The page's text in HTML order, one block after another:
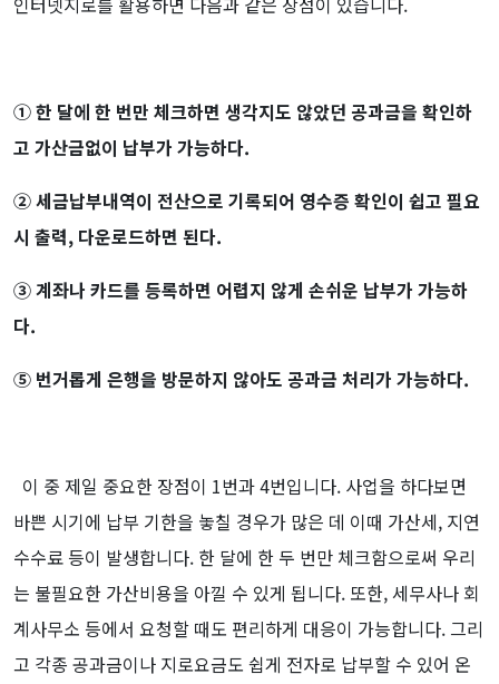
① 한 달에 한 번만 체크하면 생각지도 않았던 공과금을 확인하
고 가산금없이 납부가 가능하다.
② 세금납부내역이 전산으로 기록되어 영수증 확인이 쉽고 필요
시 출력, 다운로드하면 된다.
③ 계좌나 카드를 등록하면 어렵지 않게 손쉬운 납부가 가능하
다.
⑤ 번거롭게 은행을 방문하지 않아도 공과금 처리가 가능하다.
이 중 제일 중요한 장점이 1번과 4번입니다. 사업을 하다보면
바쁜 시기에 납부 기한을 놓칠 경우가 많은 데 이때 가산세, 지연
수수료 등이 발생합니다. 한 달에 한 두 번만 체크함으로써 우리
는 불필요한 가산비용을 아낄 수 있게 됩니다. 또한, 세무사나 회
계사무소 등에서 요청할 때도 편리하게 대응이 가능합니다. 그리
고 각종 공과금이나 지로요금도 쉽게 전자로 납부할 수 있어 온